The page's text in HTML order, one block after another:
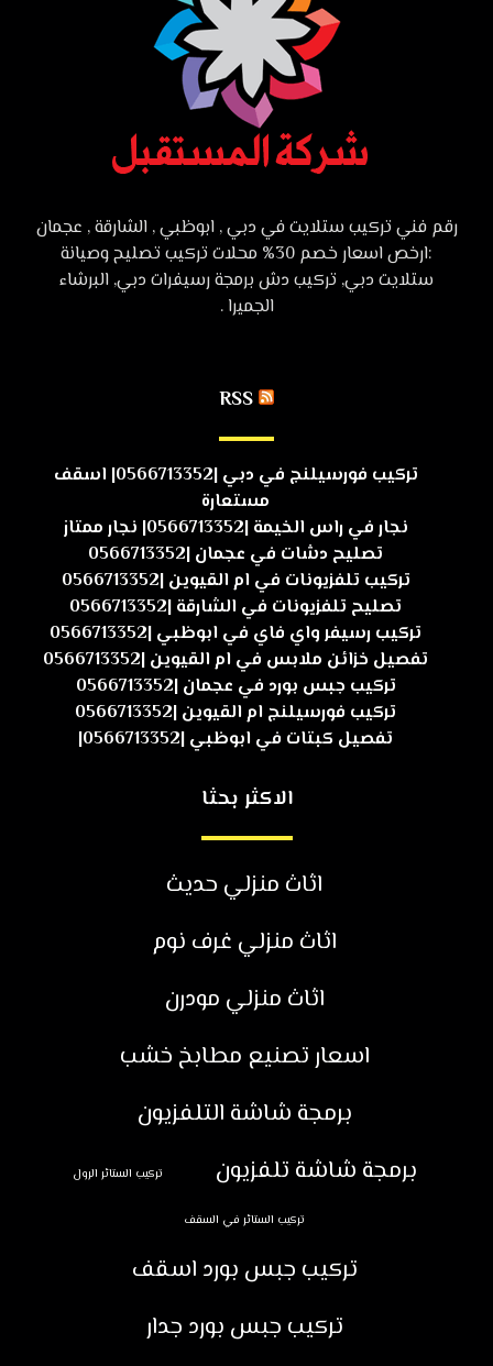
رقم فني تركيب ستلايت في دبي , ابوظبي , الشارقة , عجمان
:ارخص اسعار خصم 30% محلات تركيب تصليح وصيانة
ستلايت دبي, تركيب دش برمجة رسيفرات دبي, البرشاء
الجميرا .
RSS
تركيب فورسيلنج في دبي |0566713352| اسقف
مستعارة
نجار في راس الخيمة |0566713352| نجار ممتاز
تصليح دشات في عجمان |0566713352
تركيب تلفزيونات في ام القيوين |0566713352
تصليح تلفزيونات في الشارقة |0566713352
تركيب رسيفر واي فاي في ابوظبي |0566713352
تفصيل خزائن ملابس في ام القيوين |0566713352
تركيب جبس بورد في عجمان |0566713352
تركيب فورسيلنج ام القيوين |0566713352
تفصيل كبتات في ابوظبي |0566713352|
الاكثر بحثا
اثاث منزلي حديث
اثاث منزلي غرف نوم
اثاث منزلي مودرن
اسعار تصنيع مطابخ خشب
برمجة شاشة التلفزيون
برمجة شاشة تلفزيون
تركيب الستائر الرول
تركيب الستائر في السقف
تركيب جبس بورد اسقف
تركيب جبس بورد جدار